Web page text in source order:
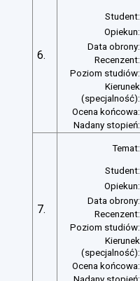
6.
Student:
Opiekun:
Data obrony:
Recenzent:
Poziom studiów:
Kierunek
(specjalność):
Ocena końcowa:
Nadany stopień:
7.
Temat:
Student:
Opiekun:
Data obrony:
Recenzent:
Poziom studiów:
Kierunek
(specjalność):
Ocena końcowa: